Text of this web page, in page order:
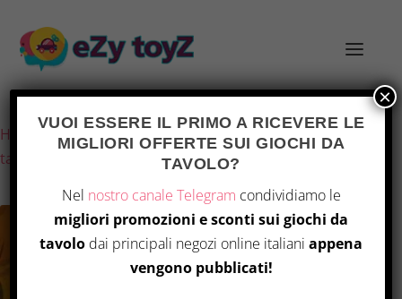
Home /Giochi e giocattoli/Giochi di società/Giochi da
tavolo
/ “Claim Reinforcements: Maps”
VUOI ESSERE IL PRIMO A RICEVERE LE
MIGLIORI OFFERTE SUI GIOCHI DA
TAVOLO?
Nel nostro canale Telegram condividiamo le
migliori promozioni e sconti sui giochi da
tavolo dai principali negozi online italiani appena
vengono pubblicati!
×